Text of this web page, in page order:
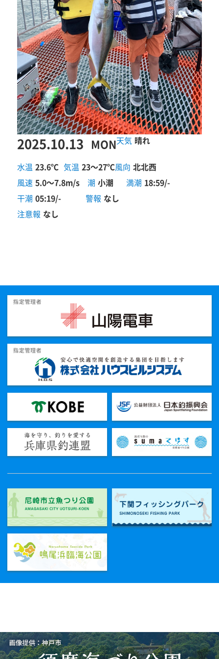
2025.10.13 MON 晴れ
水温 23.6℃ 気温 23～27℃風向 北北西
風速 5.0～7.8m/s 潮 小潮 満潮 18:59/-
干潮 05:19/- 警報 なし
注意報 なし